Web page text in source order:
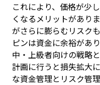
これにより、価格が少
くなるメリットがあり
がさらに膨らむリスク
ピンは資金に余裕があ
中・上級者向けの戦略
計画に行うと損失拡大
な資金管理とリスク管